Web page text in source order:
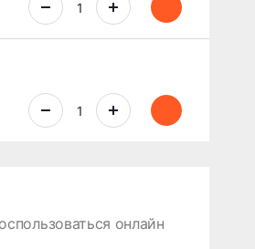
онлайн